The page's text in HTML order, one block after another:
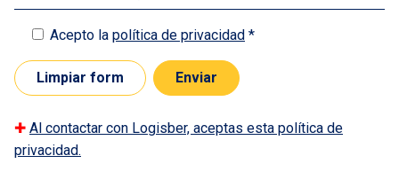
Acepto la política de privacidad *
✚ Al contactar con Logisber, aceptas esta política de
privacidad.